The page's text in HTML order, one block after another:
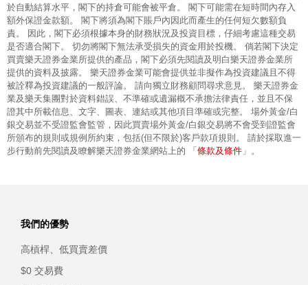
於自動結算水平，閣下的持倉可能會被平倉。 閣下可能需在短時間內存入
額外保證金款額。 閣下將須為閣下賬戶內因此而產生的任何短欠數額負
責。 因此，閣下必須根據本身的財務狀況及投資目標，仔細考慮這種交易
是否適合閣下。 切勿將閣下無法承受損失的資金用於投機。 倘若閣下決定
買賣樂天證券金業所提供的產品，閣下必須先閱讀及明白樂天證券金業所
提供的資料及披露。 樂天證券金業可能會提供並非擬作為投資建議且不得
被詮釋為投資建議的一般評論。 請向獨立財務顧問尋求意見。 樂天證券金
業及樂天集團對於資料錯誤、不準確或遺漏概不承擔法律責任，並且不保
證其中所載信息、文字、圖表、連結或其他項目準確或完整。 場外黃金/白
銀交易並不受證監會監管，因此買賣場外黃金/白銀交易將不會受到證監會
所頒布的規則或規例所約束，包括(但不限於)客戶款項規則。 請於採取進一
步行動前先閱讀及瞭解樂天證券金業網站上的 「條款及條件 」。
我們的優勢
高槓桿、低買賣差價
$0 交易費